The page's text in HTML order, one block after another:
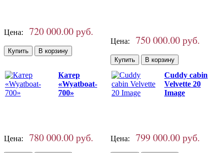
Цена: 720 000.00 руб.
Цена: 750 000.00 руб.
Катер
«Wyatboat-
700»
Цена: 780 000.00 руб.
Cuddy cabin
Velvette 20
Image
Цена: 799 000.00 руб.